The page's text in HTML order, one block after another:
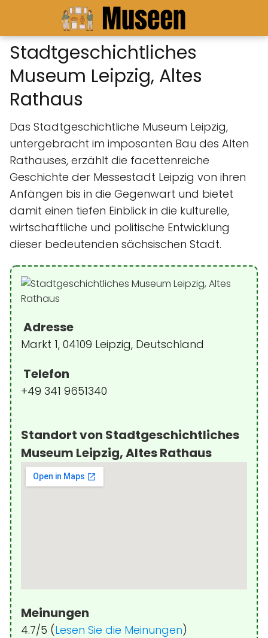
Stadtgeschichtliches
Museum Leipzig, Altes
Rathaus
Das Stadtgeschichtliche Museum Leipzig,
untergebracht im imposanten Bau des Alten
Rathauses, erzählt die facettenreiche
Geschichte der Messestadt Leipzig von ihren
Anfängen bis in die Gegenwart und bietet
damit einen tiefen Einblick in die kulturelle,
wirtschaftliche und politische Entwicklung
dieser bedeutenden sächsischen Stadt.
Adresse
Markt 1, 04109 Leipzig, Deutschland
Telefon
+49 341 9651340
Standort von Stadtgeschichtliches
Museum Leipzig, Altes Rathaus
Meinungen
4.7/5 (Lesen Sie die Meinungen)